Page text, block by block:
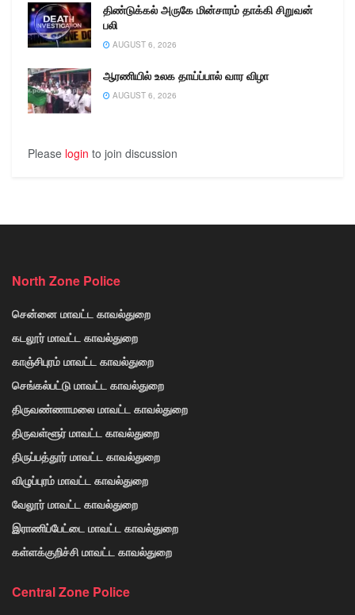
திண்டுக்கல் அருகே மின்சாரம் தாக்கி சிறுவன்
பலி
AUGUST 6, 2026
ஆரணியில் உலக தாய்ப்பால் வார விழா
AUGUST 6, 2026
Please login to join discussion
North Zone Police
சென்னை மாவட்ட காவல்துறை
கடலூர் மாவட்ட காவல்துறை
காஞ்சிபுரம் மாவட்ட காவல்துறை
செங்கல்பட்டு மாவட்ட காவல்துறை
திருவண்ணாமலை மாவட்ட காவல்துறை
திருவள்ளூர் மாவட்ட காவல்துறை
திருப்பத்தூர் மாவட்ட காவல்துறை
விழுப்புரம் மாவட்ட காவல்துறை
வேலூர் மாவட்ட காவல்துறை
இராணிப்பேட்டை மாவட்ட காவல்துறை
கள்ளக்குறிச்சி மாவட்ட காவல்துறை
Central Zone Police